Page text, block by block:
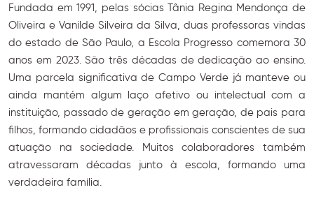
Fundada em 1991, pelas sócias Tânia Regina Mendonça de
Oliveira e Vanilde Silveira da Silva, duas professoras vindas
do estado de São Paulo, a Escola Progresso comemora 30
anos em 2023. São três décadas de dedicação ao ensino.
Uma parcela significativa de Campo Verde já manteve ou
ainda mantém algum laço afetivo ou intelectual com a
instituição, passado de geração em geração, de pais para
filhos, formando cidadãos e profissionais conscientes de sua
atuação na sociedade. Muitos colaboradores também
atravessaram décadas junto à escola, formando uma
verdadeira família.